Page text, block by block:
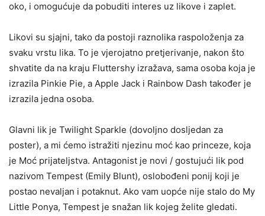
oko, i omogućuje da pobuditi interes uz likove i zaplet.
Likovi su sjajni, tako da postoji raznolika raspoloženja za
svaku vrstu lika. To je vjerojatno pretjerivanje, nakon što
shvatite da na kraju Fluttershy izražava, sama osoba koja je
izrazila Pinkie Pie, a Apple Jack i Rainbow Dash također je
izrazila jedna osoba.
Glavni lik je Twilight Sparkle (dovoljno dosljedan za
poster), a mi ćemo istražiti njezinu moć kao princeze, koja
je Moć prijateljstva. Antagonist je novi / gostujući lik pod
nazivom Tempest (Emily Blunt), oslobođeni ponij koji je
postao nevaljan i potaknut. Ako vam uopće nije stalo do My
Little Ponya, Tempest je snažan lik kojeg želite gledati.